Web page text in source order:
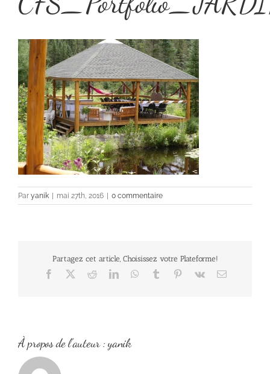
Par yanik mai 27th, 2016 0 commentaire
Partagez cet article, Choisissez votre Plateforme!
Facebook RedditLinkedInWhatsApp
Tumblr Pinterest
Vk Email
À propos de l'auteur :yanik